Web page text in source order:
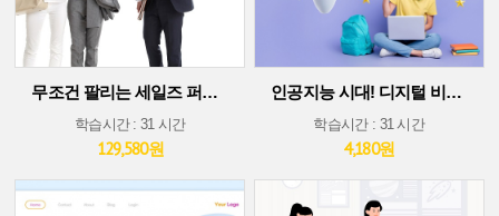
무조건 팔리는 세일즈 퍼포먼스 스킬
학습시간 : 31 시간
129,580원
인공지능 시대! 디지털 비즈니스 플랫폼에서 살아남기(30차시 ver)
학습시간 : 31 시간
4,180원